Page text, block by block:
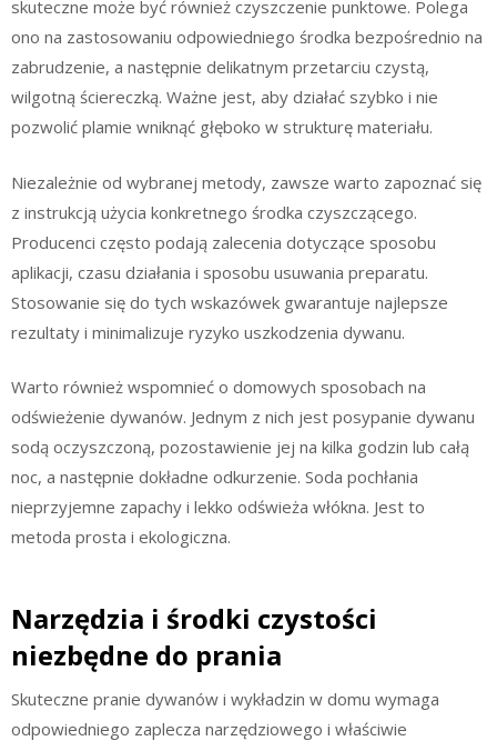
skuteczne może być również czyszczenie punktowe. Polega
ono na zastosowaniu odpowiedniego środka bezpośrednio na
zabrudzenie, a następnie delikatnym przetarciu czystą,
wilgotną ściereczką. Ważne jest, aby działać szybko i nie
pozwolić plamie wniknąć głęboko w strukturę materiału.
Niezależnie od wybranej metody, zawsze warto zapoznać się
z instrukcją użycia konkretnego środka czyszczącego.
Producenci często podają zalecenia dotyczące sposobu
aplikacji, czasu działania i sposobu usuwania preparatu.
Stosowanie się do tych wskazówek gwarantuje najlepsze
rezultaty i minimalizuje ryzyko uszkodzenia dywanu.
Warto również wspomnieć o domowych sposobach na
odświeżenie dywanów. Jednym z nich jest posypanie dywanu
sodą oczyszczoną, pozostawienie jej na kilka godzin lub całą
noc, a następnie dokładne odkurzenie. Soda pochłania
nieprzyjemne zapachy i lekko odświeża włókna. Jest to
metoda prosta i ekologiczna.
Narzędzia i środki czystości
niezbędne do prania
Skuteczne pranie dywanów i wykładzin w domu wymaga
odpowiedniego zaplecza narzędziowego i właściwie